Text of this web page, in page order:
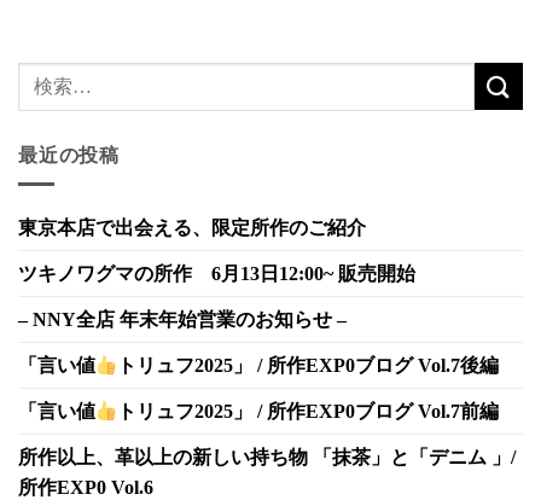
最近の投稿
東京本店で出会える、限定所作のご紹介
ツキノワグマの所作 6月13日12:00~ 販売開始
– NNY全店 年末年始営業のお知らせ –
「言い値 トリュフ2025」 / 所作EXP0ブログ Vol.7後編
「言い値 トリュフ2025」 / 所作EXP0ブログ Vol.7前編
所作以上、革以上の新しい持ち物 「抹茶」と「デニム 」/
所作EXP0 Vol.6